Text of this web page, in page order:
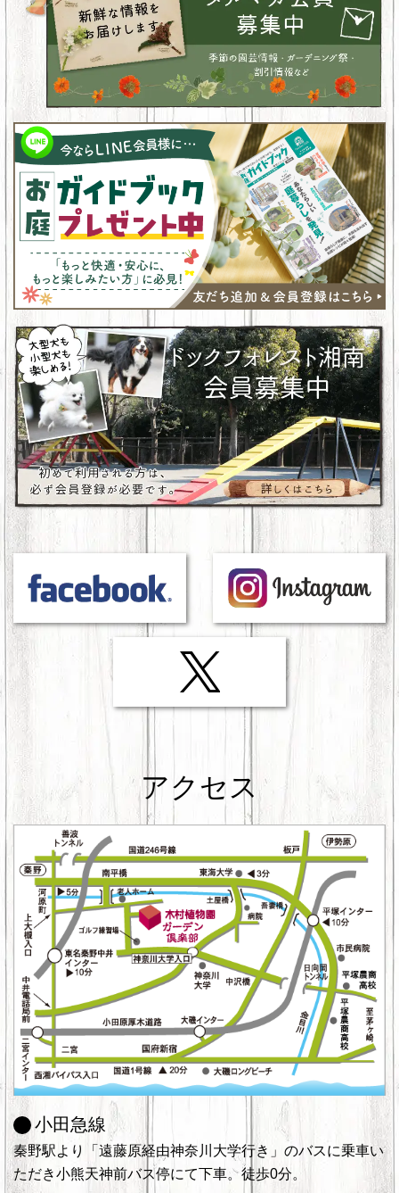
アクセス
小田急線
秦野駅より「遠藤原経由神奈川大学行き」のバスに乗車い
ただき小熊天神前バス停にて下車。徒歩0分。